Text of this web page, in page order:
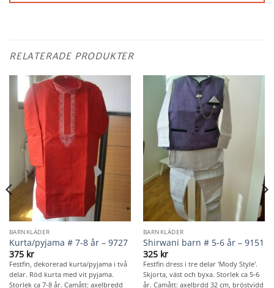
RELATERADE PRODUKTER
BARNKLÄDER
Kurta/pyjama # 7-8 år – 9727
375 kr
Festfin, dekorerad kurta/pyjama i två
delar. Röd kurta med vit pyjama.
Storlek ca 7-8 år. Camått: axelbredd
BARNKLÄDER
Shirwani barn # 5-6 år – 9151
325 kr
Festfin dress i tre delar 'Mody Style'.
Skjorta, väst och byxa. Storlek ca 5-6
år. Camått: axelbrdd 32 cm, bröstvidd